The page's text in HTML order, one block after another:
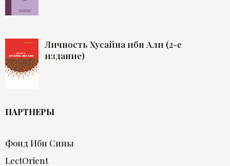
Личность Хусайна ибн Али (2-е
издание)
ПАРТНЕРЫ
Фонд Ибн Сины
LectOrient